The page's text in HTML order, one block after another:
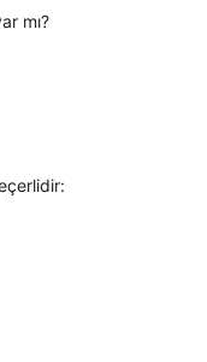
mı?